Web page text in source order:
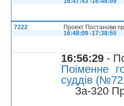
7222
Проект Постанови
16:48:09 -17:38:55
16:56:29 -
Поіменне
суддів
За-320